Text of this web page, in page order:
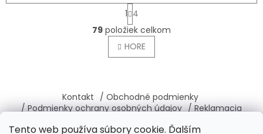
Tento web používa súbory cookie. Ďalším
O
v
l
á
c
i
e
p
S
t
r
á
n
k
n
i
1 4
79 položiek celkom
HORE
p
ä
Kontakt / Obchodné podmienky
/ Podmienky ochrany osobných údajov / Reklamacia